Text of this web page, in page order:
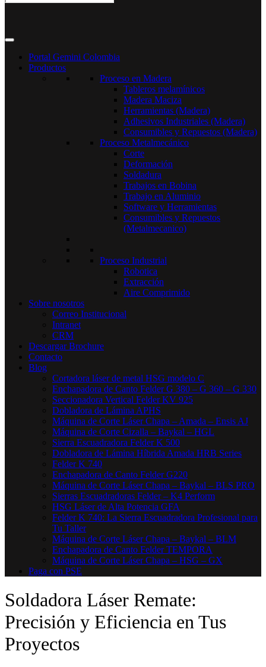
Portal Gemini Colombia
Productos
Proceso en Madera
Tableros melamínicos
Madera Maciza
Herramientas (Madera)
Adhesivos Industriales (Madera)
Consumibles y Repuestos (Madera)
Proceso Metalmecánico
Corte
Deformación
Soldadura
Trabajos en Bobina
Trabajo en Aluminio
Software y Herramientas
Consumibles y Repuestos
(Metalmecanico)
Proceso Industrial
Robotica
Extracción
Aire Comprimido
Sobre nosotros
Correo Institucional
Intranet
CRM
Descargar Brochure
Contacto
Blog
Cortadora láser de metal HSG modelo C​
Enchapadora de Canto Felder G 380 – G 360 – G 330
Seccionadora Vertical Felder KV 925
Dobladora de Lámina APHS
Máquina de Corte Láser Chapa – Amada – Ensis AJ
Máquina de Corte Cizalla – Baykal – HGL
Sierra Escuadradora Felder K 500
Dobladora de Lámina Híbrida Amada HRB Series
Felder K 740
Enchapadora de Canto Felder G220
Máquina de Corte Láser Chapa – Baykal – BLS PRO
Sierras Escuadradoras Felder – K4 Perform
HSG Láser de Alta Potencia GFA
Felder K 740: La Sierra Escuadradora Profesional para
Tu Taller
Máquina de Corte Láser Chapa – Baykal – BLM
Enchapadora de Canto Felder TEMPORA
Máquina de Corte Láser Chapa – HSG – GX
Paga con PSE
Soldadora Láser Remate:
Precisión y Eficiencia en Tus
Proyectos